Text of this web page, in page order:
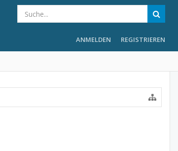
ANMELDEN REGISTRIEREN